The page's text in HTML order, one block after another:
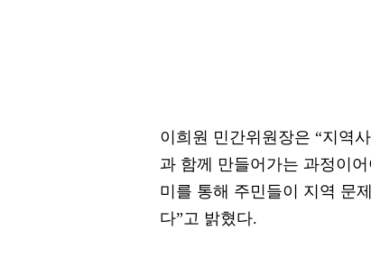
이희원 민간위원장은 “지역
과 함께 만들어가는 과정이
미를 통해 주민들이 지역 문
다”고 밝혔다.